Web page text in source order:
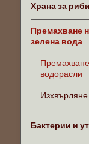
Храна за риби
Премахване
зелена вода
водорасли
Бактерии и